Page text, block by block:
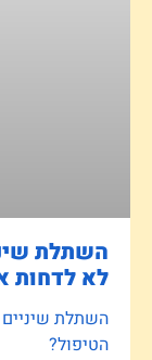
השתלת
לא לדחות
השתלת
הטיפול?